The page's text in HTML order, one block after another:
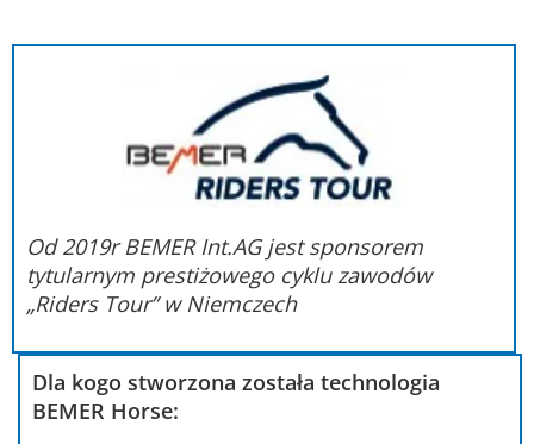
Od 2019r BEMER Int.AG jest sponsorem
tytularnym prestiżowego cyklu zawodów
„Riders Tour” w Niemczech
Dla kogo stworzona została technologia
BEMER Horse: